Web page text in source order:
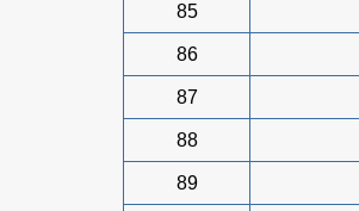
85
86
87
88
89